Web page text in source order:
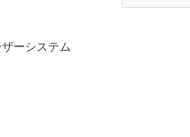
ーシステム